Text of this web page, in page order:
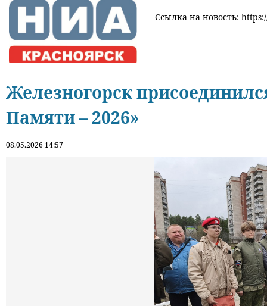
Ссылка на новость:
Железногорск
Памяти – 2026»
08.05.2026 14:57